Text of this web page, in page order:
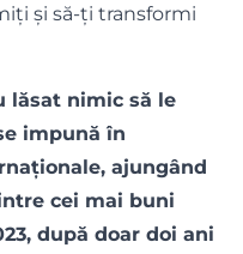
și să-ți transformi
lăsat nimic să le
impună în
ajungând
cei mai buni
după doar doi ani